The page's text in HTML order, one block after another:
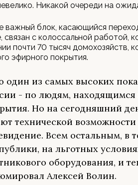
Никакой очереди на
важный блок, касающийся
связан с колоссальной работой,
почти 70 тысяч домохозяйств,
эфирного покрытия.
один из самых высоких
- по людям,
Но на сегодняшний
технической
Всем остальным, в
на льготных
оборудования, и
Алексей Волин.